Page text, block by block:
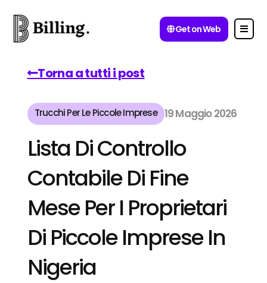
Get on Web
Torna a tutti i post
Trucchi Per Le Piccole Imprese 19 Maggio 2026
Lista Di Controllo
Contabile Di Fine
Mese Per I Proprietari
Di Piccole Imprese In
Nigeria